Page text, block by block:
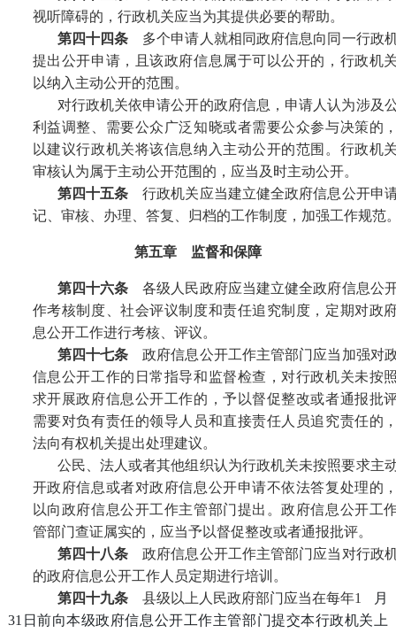
视听障碍的，行政机关应当为其提供必要的帮助。
第四十四条 多个申请人就相同政府信息向同一行政
提出公开申请，且该政府信息属于可以公开的，行政机
以纳入主动公开的范围。
对行政机关依申请公开的政府信息，申请人认为涉及
利益调整、需要公众广泛知晓或者需要公众参与决策的
以建议行政机关将该信息纳入主动公开的范围。行政机
审核认为属于主动公开范围的，应当及时主动公开。
第四十五条 行政机关应当建立健全政府信息公开申
记、审核、办理、答复、归档的工作制度，加强工作规范
第五章 监督和保障
第四十六条 各级人民政府应当建立健全政府信息公
作考核制度、社会评议制度和责任追究制度，定期对政
息公开工作进行考核、评议。
第四十七条 政府信息公开工作主管部门应当加强对
信息公开工作的日常指导和监督检查，对行政机关未按
求开展政府信息公开工作的，予以督促整改或者通报批
需要对负有责任的领导人员和直接责任人员追究责任的
法向有权机关提出处理建议。
公民、法人或者其他组织认为行政机关未按照要求主
开政府信息或者对政府信息公开申请不依法答复处理的
以向政府信息公开工作主管部门提出。政府信息公开工
管部门查证属实的，应当予以督促整改或者通报批评。
第四十八条 政府信息公开工作主管部门应当对行政
的政府信息公开工作人员定期进行培训。
第四十九条县级以上人民政府部门应当在每年1
月
31 日前向本级政府信息公开工作主管部门提交本行政机关上